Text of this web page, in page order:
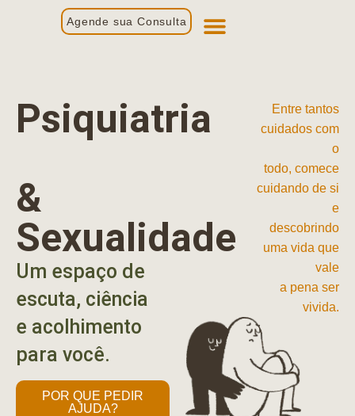
Agende sua Consulta
Psiquiatria
&
Sexualidade
Um espaço de
escuta, ciência
e acolhimento
para você.
POR QUE PEDIR
AJUDA?
Entre tantos
cuidados com
o
todo, comece
cuidando de si
e
descobrindo
uma vida que
vale
a pena ser
vivida.